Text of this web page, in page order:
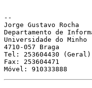
--
Jorge Gustavo Rocha
Departamento de
Universidade do Minho
4710-057 Braga
Tel: 253604430
Fax: 253604471